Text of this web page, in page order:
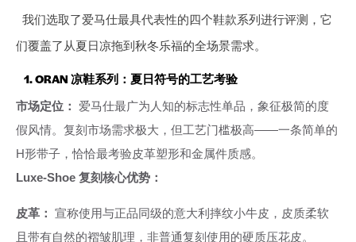
我们选取了爱马仕最具代表性的四个鞋款系列进行评测，它
们覆盖了从夏日凉拖到秋冬乐福的全场景需求。
1. ORAN 凉鞋系列：夏日符号的工艺考验
市场定位：
爱马仕最广为人知的标志性单品，象征极简的度
假风情。复刻市场需求极大，但工艺门槛极高——一条简单的
H形带子，恰恰最考验皮革塑形和金属件质感。
Luxe-Shoe 复刻核心优势：
皮革： 宣称使用与正品同级的意大利摔纹小牛皮，皮质柔软
且带有自然的褶皱肌理，非普通复刻使用的硬质压花皮。